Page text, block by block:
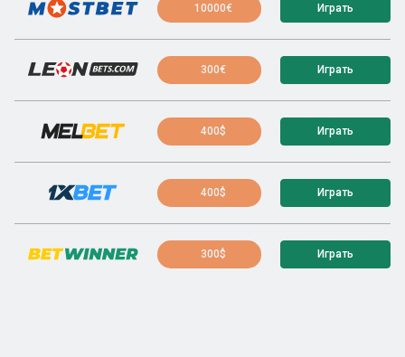
10000€ Играть
300€ Играть
400$ Играть
400$ Играть
300$ Играть